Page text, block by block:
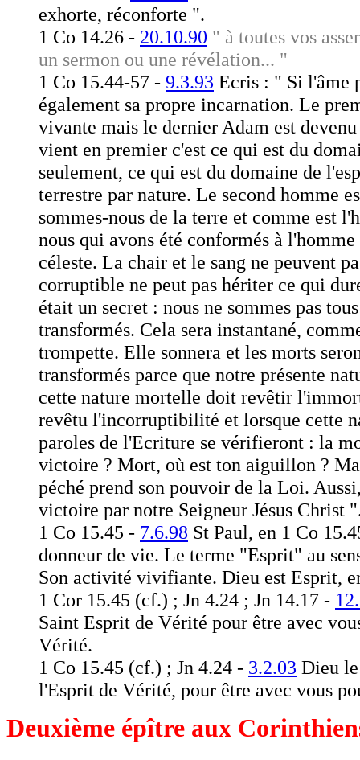
exhorte, réconforte ".
1 Co 14.26 - 20.10.90 " à toutes vos
un sermon ou une révélation... "
1 Co 15.44-57 - 9.3.93 Ecris : " Si l'âme
également sa propre incarnation. Le
vivante mais le dernier Adam est
vient en premier c'est ce qui est du
seulement, ce qui est du domaine de
terrestre par nature. Le second homme
sommes-nous de la terre et comme est
nous qui avons été conformés à
céleste. La chair et le sang ne peuvent
corruptible ne peut pas hériter ce qui
était un secret : nous ne sommes pas
transformés. Cela sera instantané,
trompette. Elle sonnera et les morts
transformés parce que notre présente
cette nature mortelle doit revêtir
revêtu l'incorruptibilité et lorsque cette
paroles de l'Ecriture se vérifieront : la
victoire ? Mort, où est ton aiguillon ?
péché prend son pouvoir de la Loi.
victoire par notre Seigneur Jésus Christ
1 Co 15.45 - 7.6.98 St Paul, en 1 Co
donneur de vie. Le terme "Esprit" au
Son activité vivifiante. Dieu est Esprit,
1 Cor 15.45 (cf.) ; Jn 4.24 ; Jn 14.17 -
Saint Esprit de Vérité pour être avec
Vérité.
1 Co 15.45 (cf.) ; Jn 4.24 - 3.2.03 Dieu
l'Esprit de Vérité, pour être avec vous
Deuxième épître aux